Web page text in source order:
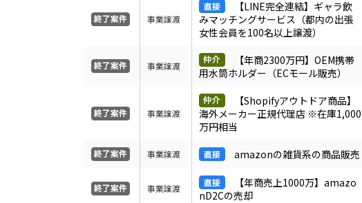
事業譲渡
【LINE完全連結】ギャラ飲
みマッチングサービス（都内の出張
女性会員を100名以上譲渡）
事業譲渡
【年商2300万円】OEM携帯
用水筒ホルダー（ECモール販売）
事業譲渡
【Shopifyアウトドア商品】
海外メーカー正規代理店 ※在庫1,000
万円相当
事業譲渡 amazonの雑貨系の商品販売
事業譲渡
【年商売上1000万】amazo
nD2Cの売却